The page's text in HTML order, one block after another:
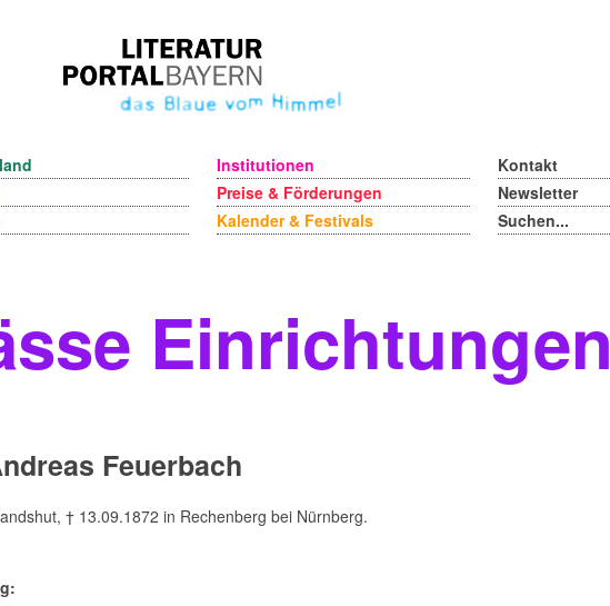
Institutionen
Preise & Förderungen
Kalender & Festivals
Kontakt
Newsletter
Einrichtungen
Feuerbach
† 13.09.1872 in Rechenberg bei Nürnberg.